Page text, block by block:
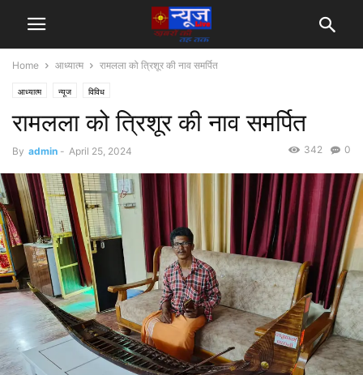
Home आध्यात्म रामलला को त्रिशूर की नाव समर्पित
आध्यात्म न्यूज विविध
रामलला को त्रिशूर की नाव समर्पित
By admin - April 25, 2024 0
342